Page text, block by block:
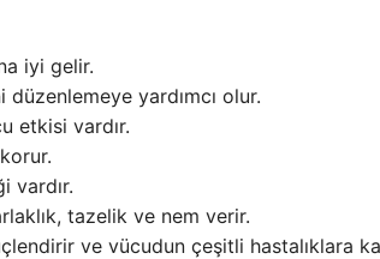
iyi gelir.
yardımcı olur.
etkisi vardır.
vardır.
tazelik ve nem verir.
ve vücudun çeşitli hastalıklara